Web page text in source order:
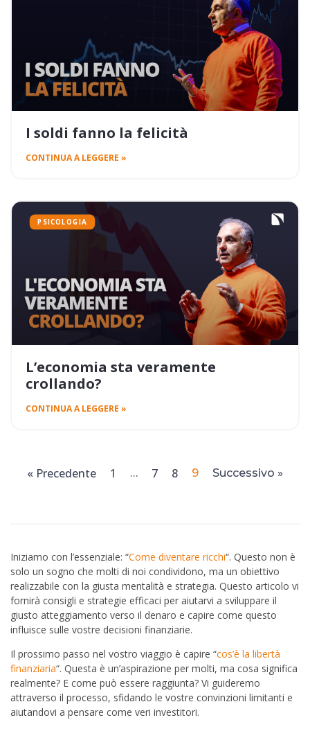
I soldi fanno la felicità
CONTINUA A LEGGERE »
PSICOLOGIA
L’economia sta veramente
crollando?
CONTINUA A LEGGERE »
« Precedente 1 … 7 8 9 Successivo »
Iniziamo con l’essenziale: “Come diventare ricchi“. Questo non è
solo un sogno che molti di noi condividono, ma un obiettivo
realizzabile con la giusta mentalità e strategia. Questo articolo vi
fornirà consigli e strategie efficaci per aiutarvi a sviluppare il
giusto atteggiamento verso il denaro e capire come questo
influisce sulle vostre decisioni finanziarie.
Il prossimo passo nel vostro viaggio è capire “cos’è la libertà
finanziaria“. Questa è un’aspirazione per molti, ma cosa significa
realmente? E come può essere raggiunta? Vi guideremo
attraverso il processo, sfidando le vostre convinzioni limitanti e
aiutandovi a pensare come veri investitori.